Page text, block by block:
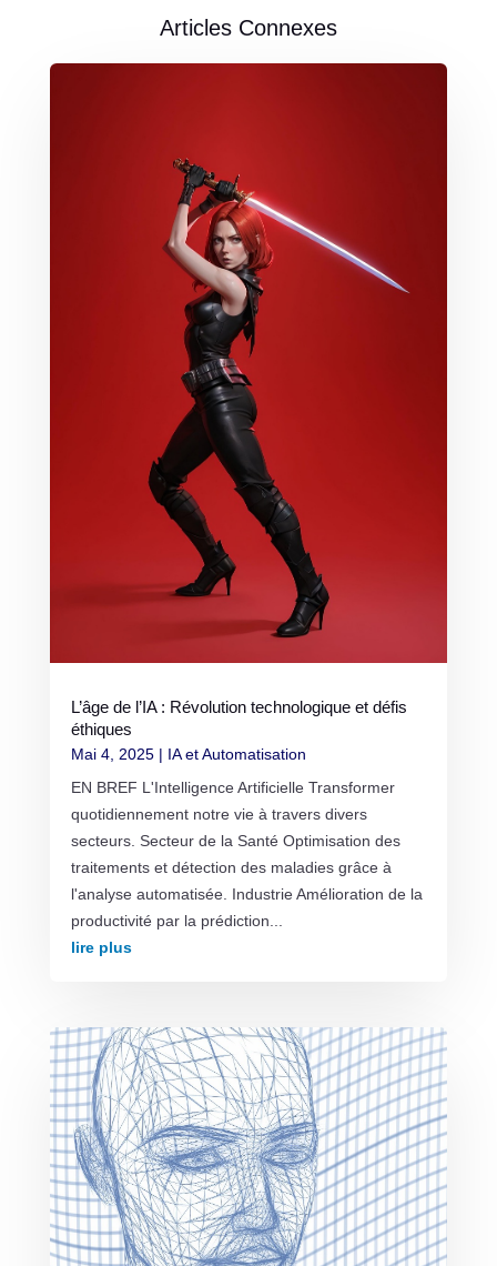
Articles Connexes
L’âge de l’IA : Révolution technologique et défis
éthiques
Mai 4, 2025| IA et Automatisation
EN BREF L'Intelligence Artificielle Transformer
quotidiennement notre vie à travers divers
secteurs. Secteur de la Santé Optimisation des
traitements et détection des maladies grâce à
l'analyse automatisée. Industrie Amélioration de la
productivité par la prédiction...
lire plus